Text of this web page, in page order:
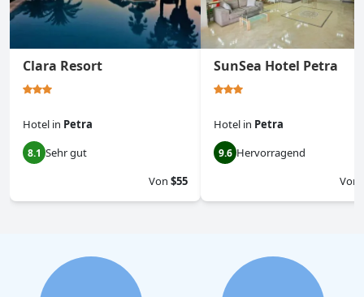
Clara Resort
Hotel in Petra
8.1 Sehr gut
Von $55
SunSea Hotel Petra
Hotel in Petra
9.6 Hervorragend
Von